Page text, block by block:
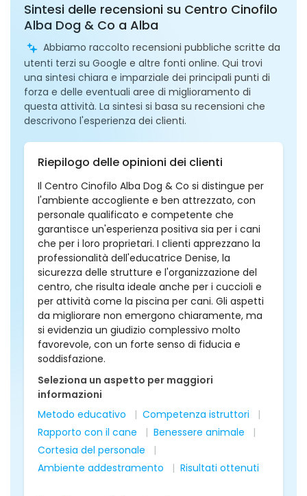
Sintesi delle recensioni su Centro Cinofilo
Alba Dog & Co a Alba
Abbiamo raccolto recensioni pubbliche scritte da
utenti terzi su Google e altre fonti online. Qui trovi
una sintesi chiara e imparziale dei principali punti di
forza e delle eventuali aree di miglioramento di
questa attività. La sintesi si basa su recensioni che
descrivono l'esperienza dei clienti.
Riepilogo delle opinioni dei clienti
Il Centro Cinofilo Alba Dog & Co si distingue per
l'ambiente accogliente e ben attrezzato, con
personale qualificato e competente che
garantisce un'esperienza positiva sia per i cani
che per i loro proprietari. I clienti apprezzano la
professionalità dell'educatrice Denise, la
sicurezza delle strutture e l'organizzazione del
centro, che risulta ideale anche per i cuccioli e
per attività come la piscina per cani. Gli aspetti
da migliorare non emergono chiaramente, ma
si evidenzia un giudizio complessivo molto
favorevole, con un forte senso di fiducia e
soddisfazione.
Seleziona un aspetto per maggiori
informazioni
Metodo educativo
Competenza istruttori
Rapporto con il cane
Benessere animale
Cortesia del personale
Ambiente addestramento
Risultati ottenuti